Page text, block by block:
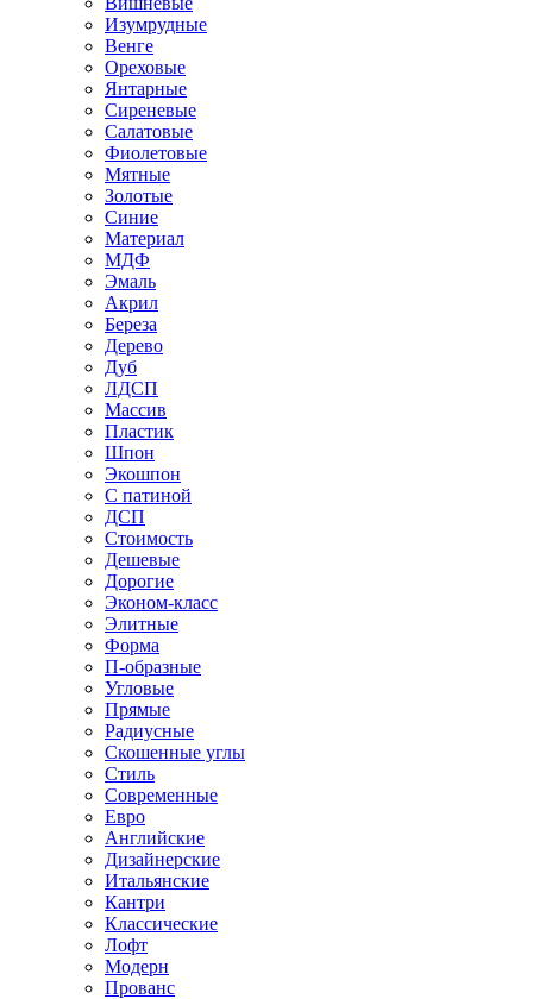
Изумрудные
Венге
Ореховые
Янтарные
Сиреневые
Салатовые
Фиолетовые
Мятные
Золотые
Синие
Материал
МДФ
Эмаль
Акрил
Береза
Дерево
Дуб
ЛДСП
Массив
Пластик
Шпон
Экошпон
С патиной
ДСП
Стоимость
Дешевые
Дорогие
Эконом-класс
Элитные
Форма
П-образные
Угловые
Прямые
Радиусные
Скошенные углы
Стиль
Современные
Евро
Английские
Дизайнерские
Итальянские
Кантри
Классические
Лофт
Модерн
Прованс